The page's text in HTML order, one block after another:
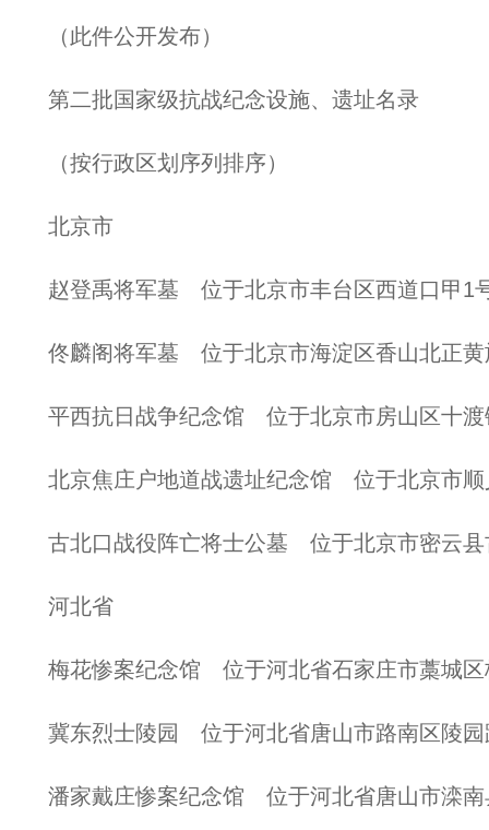
（此件公开发布）
第二批国家级抗战纪念设施、遗址名录
（按行政区划序列排序）
北京市
赵登禹将军墓 位于北京市丰台区西道口甲1
佟麟阁将军墓 位于北京市海淀区香山北正黄
平西抗日战争纪念馆 位于北京市房山区十渡
北京焦庄户地道战遗址纪念馆 位于北京市
古北口战役阵亡将士公墓 位于北京市密云县
河北省
梅花惨案纪念馆 位于河北省石家庄市藁城区
冀东烈士陵园 位于河北省唐山市路南区陵园
潘家戴庄惨案纪念馆 位于河北省唐山市滦南